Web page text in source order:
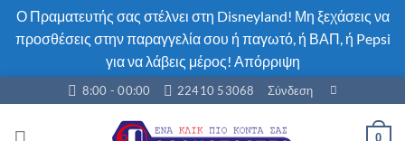
Ο Πραματευτής σας στέλνει στη Disneyland! Μη ξεχάσεις να
προσθέσεις στην παραγγελία σου ή παγωτό, ή ΒΑΠ, ή Pepsi
για να λάβεις μέρος! Απόρριψη
στο
περιεχόμενο
8:00 - 00:00 22410 53068 Σύνδεση
0